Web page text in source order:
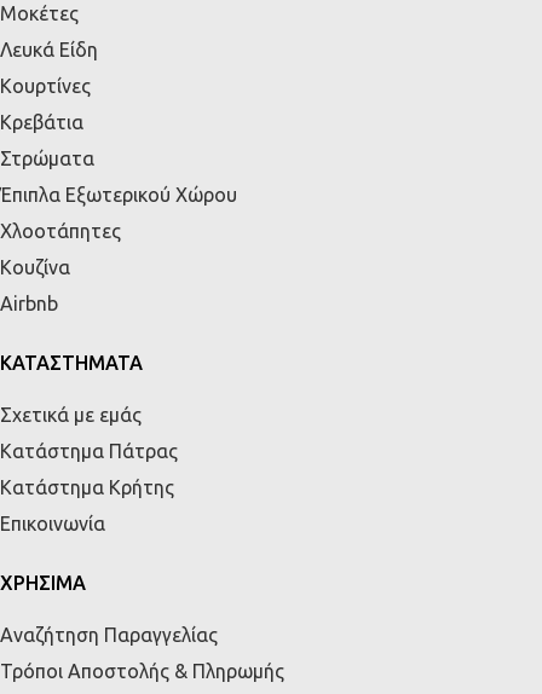
Μοκέτες
Λευκά Είδη
Κουρτίνες
Κρεβάτια
Στρώματα
Έπιπλα Εξωτερικού Χώρου
Χλοοτάπητες
Κουζίνα
Airbnb
ΚΑΤΑΣΤΗΜΑΤΑ
Σχετικά με εμάς
Κατάστημα Πάτρας
Κατάστημα Κρήτης
Επικοινωνία
ΧΡΗΣΙΜΑ
Αναζήτηση Παραγγελίας
Τρόποι Αποστολής & Πληρωμής